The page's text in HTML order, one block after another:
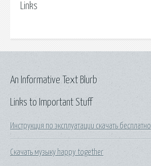
Links
Links to Important Stuff
Инструкция по эксплуатации скачать бесплатно
Скачать музыку happy together
An Informative Text Blurb